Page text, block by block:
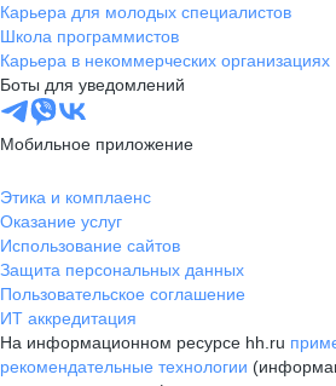
Карьера для молодых специалистов
Школа программистов
Карьера в некоммерческих организациях
Боты для уведомлений
Мобильное приложение
Этика и комплаенс
Оказание услуг
Использование сайтов
Защита персональных данных
Пользовательское соглашение
ИТ аккредитация
На информационном ресурсе hh.ru
рекомендательные технологии